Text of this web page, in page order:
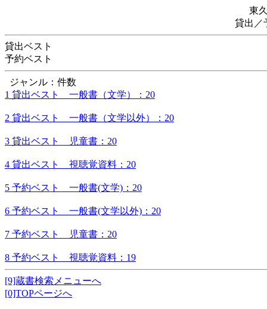
東
貸出／
貸出ベスト
予約ベスト
ジャンル：件数
1 貸出ベスト 一般書（文学）：20
2 貸出ベスト 一般書（文学以外）：20
3 貸出ベスト 児童書：20
4 貸出ベスト 視聴覚資料：20
5 予約ベスト 一般書(文学)：20
6 予約ベスト 一般書(文学以外)：20
7 予約ベスト 児童書：20
8 予約ベスト 視聴覚資料：19
[9]蔵書検索メニューへ
[0]TOPページへ